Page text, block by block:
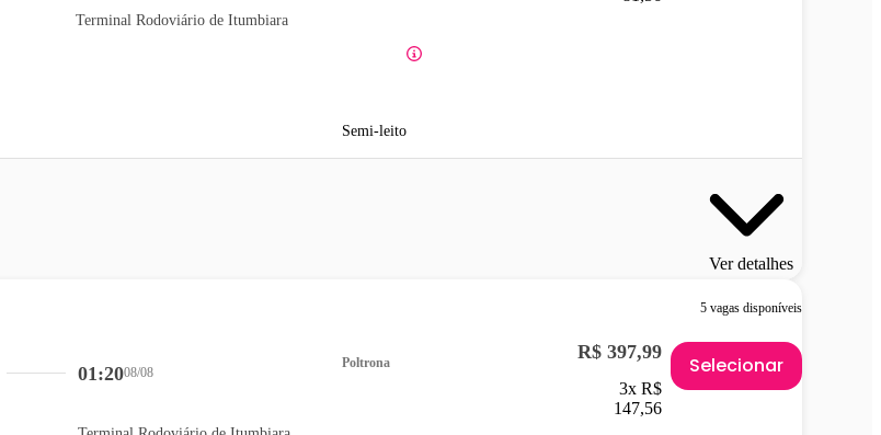
Terminal Rodoviário de Itumbiara
Semi-leito
Ver detalhes
5 vagas disponíveis
01:2008/08
Poltrona R$ 397,99
3x R$
147,56
Selecionar